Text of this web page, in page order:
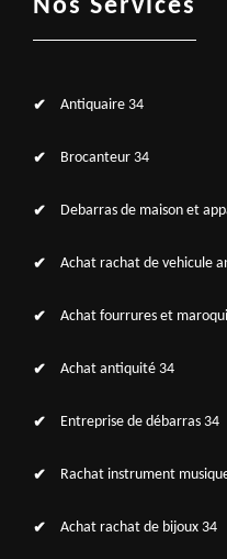
Nos Services
Antiquaire 34
Brocanteur 34
Debarras de maison et
Achat rachat de vehicule
Achat fourrures et
Achat antiquité 34
Entreprise de débarras 34
Rachat instrument
Achat rachat de bijoux 34